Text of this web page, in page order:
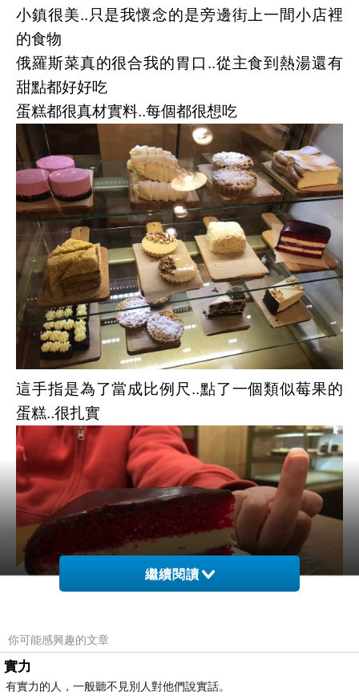
小鎮很美..只是我懷念的是旁邊街上一間小店裡
的食物
俄羅斯菜真的很合我的胃口..從主食到熱湯還有
甜點都好好吃
蛋糕都很真材實料..每個都很想吃
這手指是為了當成比例尺..點了一個類似莓果的
蛋糕..很扎實
還類似杯子蛋糕的東西也很好吃
繼續閱讀
你可能感興趣的文章
實力
有實力的人，一般聽不見別人對他們說實話。